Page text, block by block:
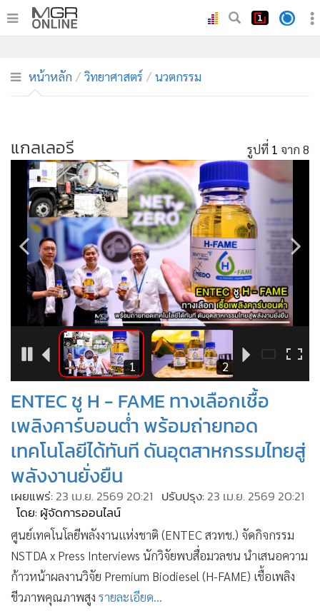
• ทันเหตุการณ์
• ภาคใต้
• Online Section
• บันเทิง
ผู้จัดการรายวัน
คอลัมนิสต์
ละคร
CbizReview
Cyber BIZ
ผู้จัดกวน
Good health & Well-being
Green Innovation & SD
Management & HR
• MGR Live
• Infographic
• การเมือง
• ท่องเที่ยว
• กีฬา
• ต่างประเทศ
Special Scoop
• เศรษฐกิจ-ธุรกิจ
• จีน
• ชุมชน-คุณภาพชีวิต
อาชญากรรม
ENTEC ชู H - FAME ทางเลือกเชื้อ
เพลิงคาร์บอนต่ำ พร้อมถ่ายทอด
เทคโนโลยีได้ทันที ดันอุตสาหกรรมไทยสู่
พลังงานยั่งยืน
เผยแพร่: 23 เม.ย. 2569 20:21 ปรับปรุง: 23 เม.ย. 2569 20:21
โดย: ผู้จัดการออนไลน์
ศูนย์เทคโนโลยีพลังงานแห่งชาติ (ENTEC สวทช.) จัดกิจกรรม
NSTDA x Press Interviews นักวิจัยพบสื่อมวลชน นำเสนอความ
ก้าวหน้าผลงานวิจัย Premium Biodiesel (H-FAME) เชื้อเพลิง
ชีวภาพคุณภาพสูง รายละเอียด...
หน้าหลัก วิทยาศาสตร์ นวตกรรม
แกลเลอรี รูปที่ 1 จาก 8
1 2